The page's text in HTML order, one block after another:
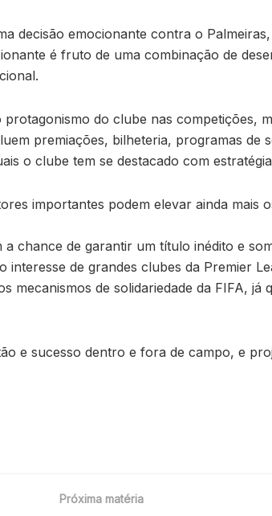
decisão emocionante contra o
é fruto de uma combinação de
do clube nas competições,
premiações, bilheteria, programas de
o clube tem se destacado com
importantes podem elevar ainda mais
a chance de garantir um título inédito e
interesse de grandes clubes da Premier
mecanismos de solidariedade da FIFA,
e sucesso dentro e fora de campo, e
Próxima matéria